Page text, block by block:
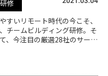
研修
すいリモート時代の今こそ、
チームビルディング研修。そ
、今注目の厳選28社のサービ